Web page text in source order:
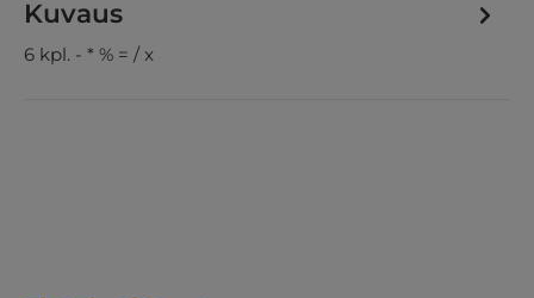
Kuvaus
6 kpl. - * % = / x